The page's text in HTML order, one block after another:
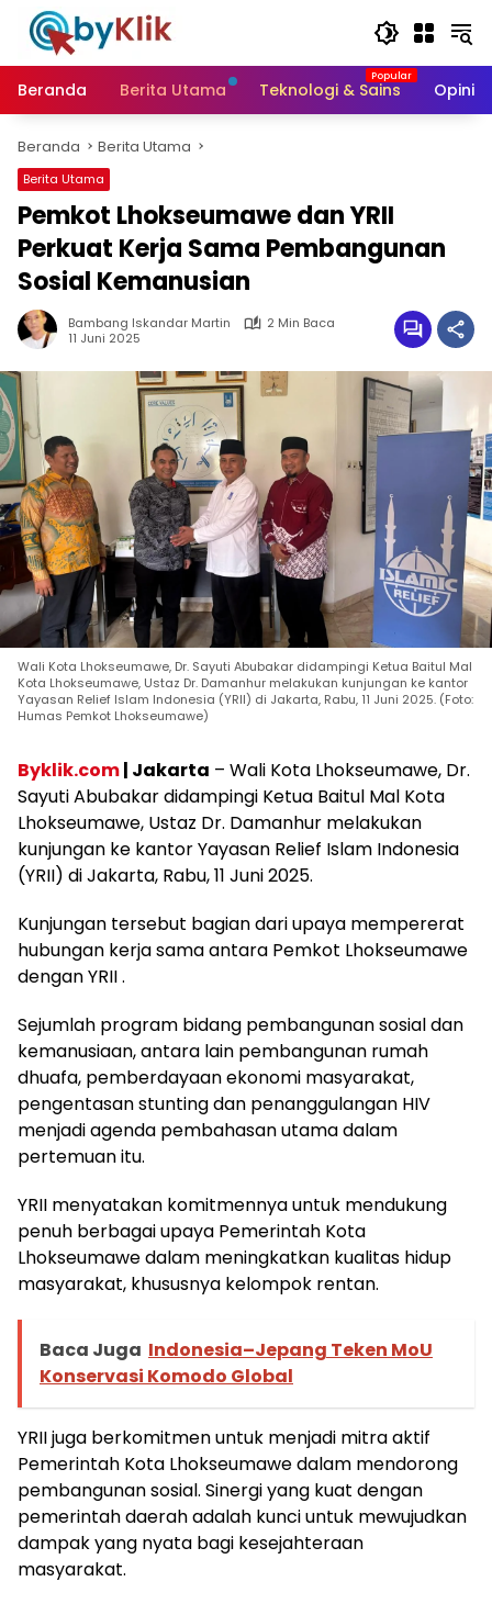
Langsung
konten
Beranda
Berita Utama Teknologi & Sains Opini
Beranda Berita Utama
Berita Utama
Pemkot Lhokseumawe dan YRII
Perkuat Kerja Sama Pembangunan
Sosial Kemanusian
Bambang Iskandar Martin
2 Min Baca
11 Juni 2025
Wali Kota Lhokseumawe, Dr. Sayuti Abubakar didampingi Ketua Baitul Mal
Kota Lhokseumawe, Ustaz Dr. Damanhur melakukan kunjungan ke kantor
Yayasan Relief Islam Indonesia (YRII) di Jakarta, Rabu, 11 Juni 2025. (Foto:
Humas Pemkot Lhokseumawe)
Byklik.com| Jakarta – Wali Kota Lhokseumawe, Dr.
Sayuti Abubakar didampingi Ketua Baitul Mal Kota
Lhokseumawe, Ustaz Dr. Damanhur melakukan
kunjungan ke kantor Yayasan Relief Islam Indonesia
(YRII) di Jakarta, Rabu, 11 Juni 2025.
Kunjungan tersebut bagian dari upaya mempererat
hubungan kerja sama antara Pemkot Lhokseumawe
dengan YRII .
Sejumlah program bidang pembangunan sosial dan
kemanusiaan, antara lain pembangunan rumah
dhuafa, pemberdayaan ekonomi masyarakat,
pengentasan stunting dan penanggulangan HIV
menjadi agenda pembahasan utama dalam
pertemuan itu.
YRII menyatakan komitmennya untuk mendukung
penuh berbagai upaya Pemerintah Kota
Lhokseumawe dalam meningkatkan kualitas hidup
masyarakat, khususnya kelompok rentan.
Baca Juga Indonesia–Jepang Teken MoU
Konservasi Komodo Global
YRII juga berkomitmen untuk menjadi mitra aktif
Pemerintah Kota Lhokseumawe dalam mendorong
pembangunan sosial. Sinergi yang kuat dengan
pemerintah daerah adalah kunci untuk mewujudkan
dampak yang nyata bagi kesejahteraan
masyarakat.